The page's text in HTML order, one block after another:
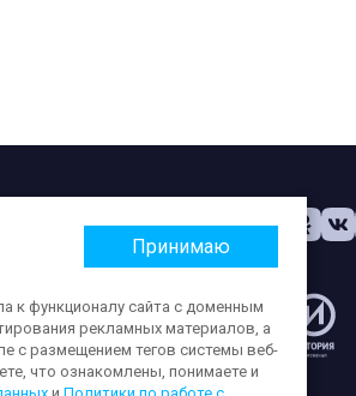
Принимаю
к функционалу сайта с доменным
рекламных материалов, а
с размещением тегов системы веб-
что ознакомлены, понимаете и